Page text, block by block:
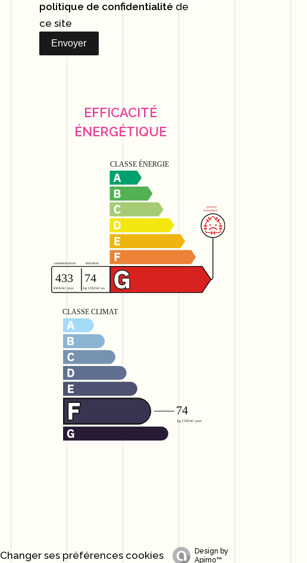
politique de confidentialité de
ce site
Envoyer
EFFICACITÉ
ÉNERGÉTIQUE
Changer ses préférences cookies
Design by
Apimo™